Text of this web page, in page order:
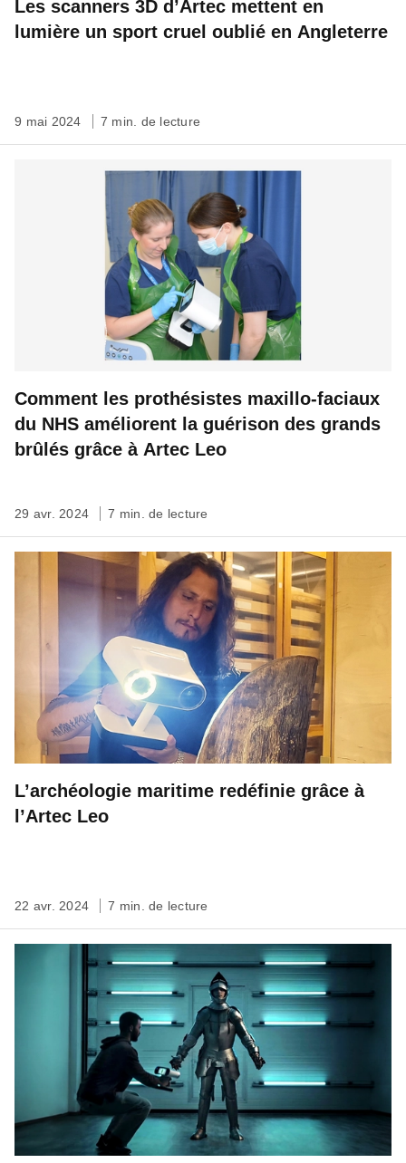
Les scanners 3D d’Artec mettent en
lumière un sport cruel oublié en Angleterre
9 mai 2024 7 min. de lecture
Comment les prothésistes maxillo-faciaux
du NHS améliorent la guérison des grands
brûlés grâce à Artec Leo
29 avr. 2024 7 min. de lecture
L’archéologie maritime redéfinie grâce à
l’Artec Leo
22 avr. 2024 7 min. de lecture